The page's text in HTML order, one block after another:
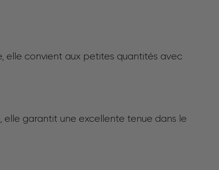
elle convient aux petites quantités avec
elle garantit une excellente tenue dans le